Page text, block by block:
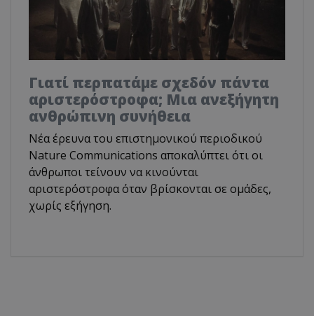
Γιατί περπατάμε σχεδόν πάντα
αριστερόστροφα; Μια ανεξήγητη
ανθρώπινη συνήθεια
Νέα έρευνα του επιστημονικού περιοδικού
Nature Communications αποκαλύπτει ότι οι
άνθρωποι τείνουν να κινούνται
αριστερόστροφα όταν βρίσκονται σε ομάδες,
χωρίς εξήγηση.